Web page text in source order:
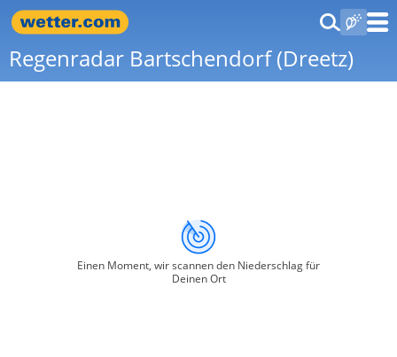
Regenradar Bartschendorf (Dreetz)
Einen Moment, wir scannen den Niederschlag für
Deinen Ort